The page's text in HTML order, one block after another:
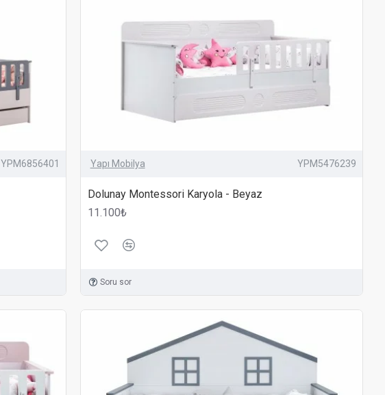
YPM6856401 Yapı Mobilya YPM5476239
Dolunay Montessori Karyola - Beyaz
11.100₺
Soru sor